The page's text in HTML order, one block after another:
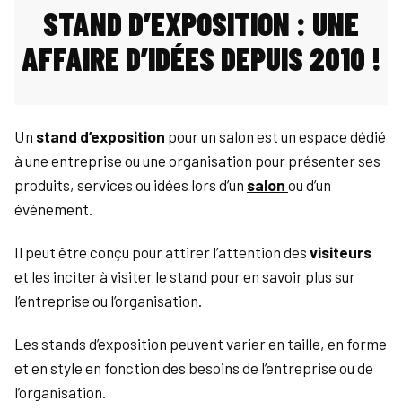
STAND D’EXPOSITION : UNE
AFFAIRE D’IDÉES DEPUIS 2010 !
Un stand d’exposition pour un salon est un espace dédié
à une entreprise ou une organisation pour présenter ses
produits, services ou idées lors d’un salon ou d’un
événement.
Il peut être conçu pour attirer l’attention des visiteurs
et les inciter à visiter le stand pour en savoir plus sur
l’entreprise ou l’organisation.
Les stands d’exposition peuvent varier en taille, en forme
et en style en fonction des besoins de l’entreprise ou de
l’organisation.